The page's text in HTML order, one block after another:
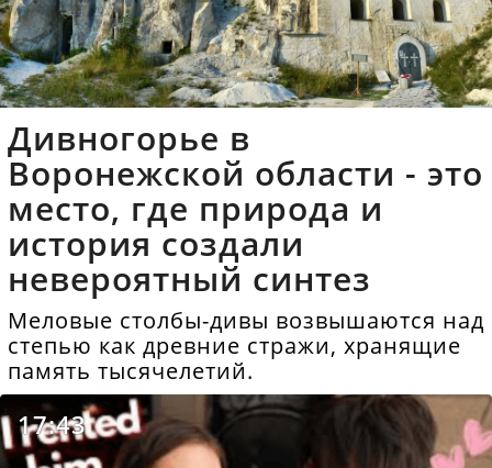
Дивногорье в
Воронежской области - это
место, где природа и
история создали
невероятный синтез
Меловые столбы-дивы возвышаются над
степью как древние стражи, хранящие
память тысячелетий.
17:43